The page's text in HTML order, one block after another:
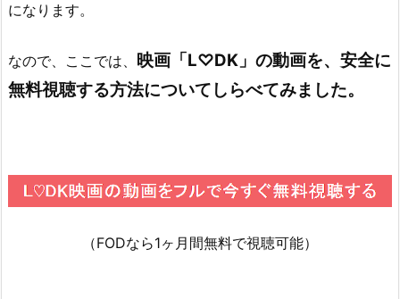
になります。
なので、ここでは、 映画「L♡DK」の動画を、安全に
無料視聴する方法についてしらべてみました。
（FODなら1ヶ月間無料で視聴可能）